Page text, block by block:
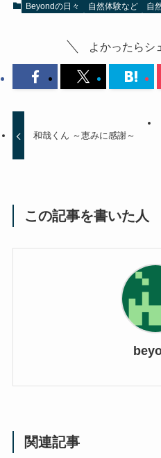
Beyondの日々 自然体験など 自
よかったらシ
和哉くん ～恵みに感謝～
この記事を書いた人
関連記事